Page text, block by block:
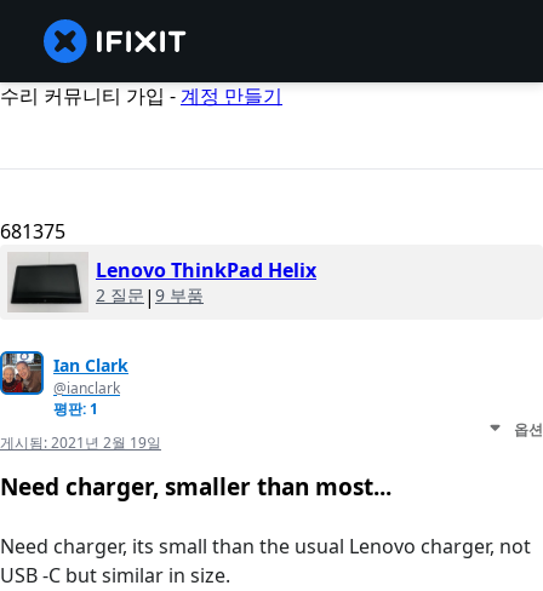
수리 커뮤니티 가입 -계정 만들기
681375
Lenovo ThinkPad Helix
2 질문 | 9 부품
Ian Clark
@ianclark
평판: 1
게시됨:2021년 2월 19일
옵션
Need charger, smaller than most...
Need charger, its small than the usual Lenovo charger, not
USB -C but similar in size.